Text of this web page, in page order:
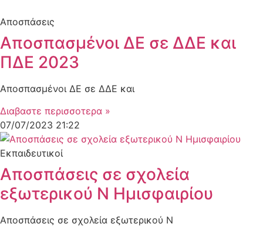
Αποσπάσεις
Αποσπασμένοι ΔΕ σε ΔΔΕ και
ΠΔΕ 2023
Αποσπασμένοι ΔΕ σε ΔΔΕ και
Διαβαστε περισσοτερα »
07/07/2023 21:22
Εκπαιδευτικοί
Αποσπάσεις σε σχολεία
εξωτερικού Ν Ημισφαιρίου
Αποσπάσεις σε σχολεία εξωτερικού Ν